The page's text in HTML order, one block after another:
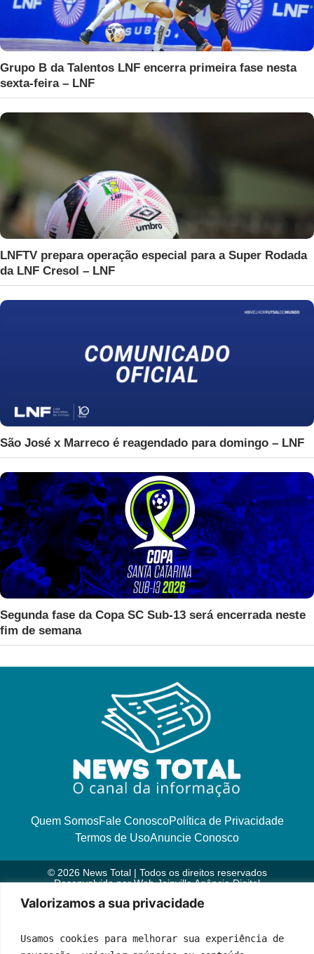
Valorizamos a sua privacidade
Usamos cookies para melhorar sua experiência de
Grupo B da Talentos LNF encerra primeira fase nesta
sexta-feira – LNF
LNFTV prepara operação especial para a Super Rodada
da LNF Cresol – LNF
São José x Marreco é reagendado para domingo – LNF
Segunda fase da Copa SC Sub-13 será encerrada neste
fim de semana
Quem SomosFale ConoscoPolítica de Privacidade
Termos de UsoAnuncie Conosco
© 2026 News Total | Todos os direitos reservados
Desenvolvido porWeb Joinville Agência Digital